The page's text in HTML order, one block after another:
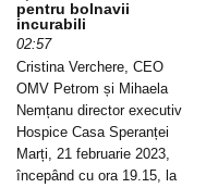
pentru bolnavii
incurabili
02:57
Cristina Verchere, CEO
OMV Petrom și Mihaela
Nemțanu director executiv
Hospice Casa Speranței
Marți, 21 februarie 2023,
începând cu ora 19.15, la